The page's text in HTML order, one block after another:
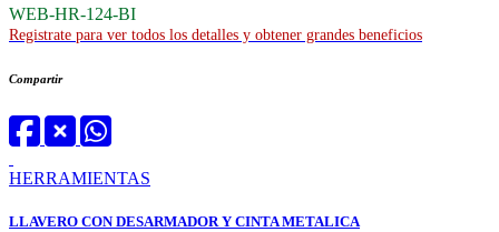
WEB-HR-124-BI
Registrate para ver todos los detalles y obtener grandes beneficios
Compartir
HERRAMIENTAS
LLAVERO CON DESARMADOR Y CINTA METALICA